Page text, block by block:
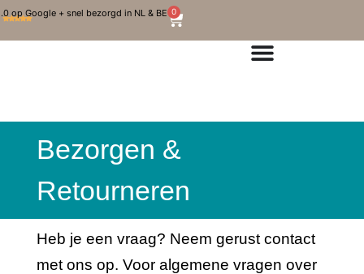
op Google + snel bezorgd in NL & BE 0
Bezorgen &
Retourneren
Heb je een vraag? Neem gerust contact
met ons op. Voor algemene vragen over